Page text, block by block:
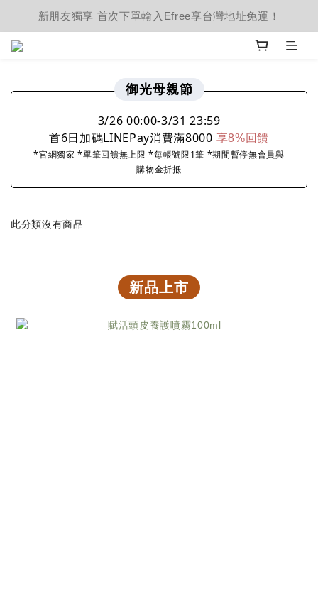
新朋友獨享 首次下單輸入Efree享台灣地址免運！
御光母親節
3/26 00:00-3/31 23:59
首6日加碼LINEPay消費滿8000 享8%回饋
*官網獨家 *單筆回饋無上限 *每帳號限1筆 *期間暫停無會員與
購物金折抵
此分類沒有商品
新品上市